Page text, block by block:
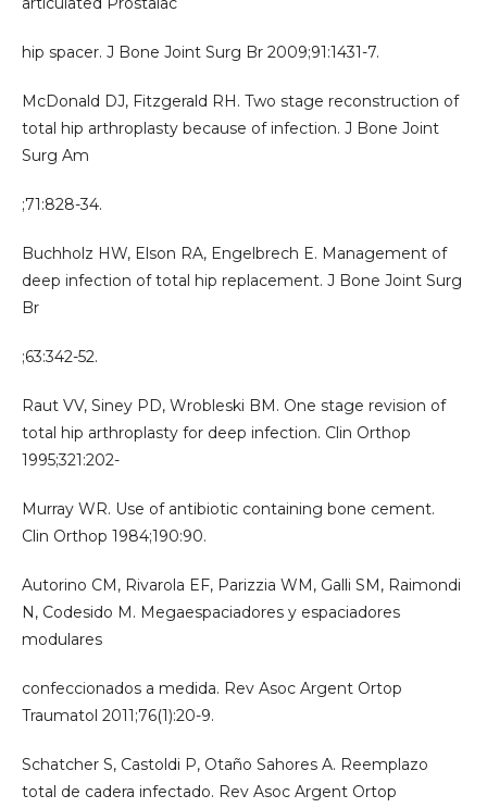
hip spacer. J Bone Joint Surg Br 2009;91:1431-7.
McDonald DJ, Fitzgerald RH. Two stage reconstruction of
total hip arthroplasty because of infection. J Bone Joint
Surg Am
;71:828-34.
Buchholz HW, Elson RA, Engelbrech E. Management of
deep infection of total hip replacement. J Bone Joint Surg
Br
;63:342-52.
Raut VV, Siney PD, Wrobleski BM. One stage revision of
total hip arthroplasty for deep infection. Clin Orthop
1995;321:202-
Murray WR. Use of antibiotic containing bone cement.
Clin Orthop 1984;190:90.
Autorino CM, Rivarola EF, Parizzia WM, Galli SM, Raimondi
N, Codesido M. Megaespaciadores y espaciadores
modulares
confeccionados a medida. Rev Asoc Argent Ortop
Traumatol 2011;76(1):20-9.
Schatcher S, Castoldi P, Otaño Sahores A. Reemplazo
total de cadera infectado. Rev Asoc Argent Ortop